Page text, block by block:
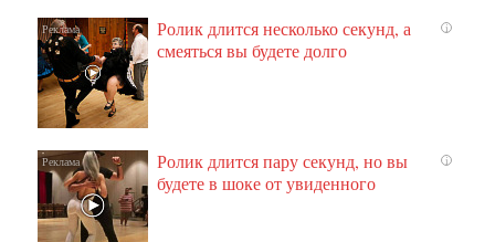
i
Ролик длится несколько секунд, а
смеяться вы будете долго
i
Ролик длится пару секунд, но вы
будете в шоке от увиденного